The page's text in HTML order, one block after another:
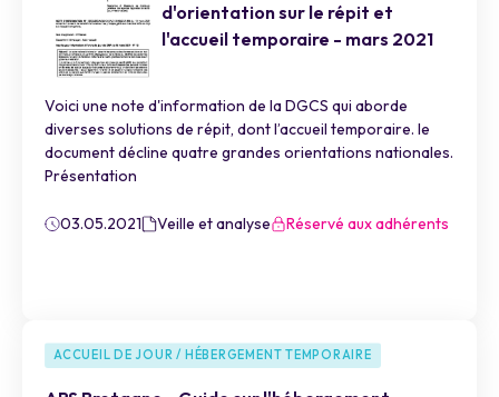
d'orientation sur le répit et
l'accueil temporaire - mars 2021
Voici une note d'information de la DGCS qui aborde
diverses solutions de répit, dont l’accueil temporaire. le
document décline quatre grandes orientations nationales.
Présentation
03.05.2021 Veille et analyse Réservé aux adhérents
ACCUEIL DE JOUR / HÉBERGEMENT TEMPORAIRE